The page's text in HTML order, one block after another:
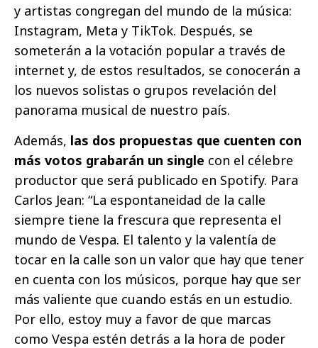
y artistas congregan del mundo de la música:
Instagram, Meta y TikTok. Después, se
someterán a la votación popular a través de
internet y, de estos resultados, se conocerán a
los nuevos solistas o grupos revelación del
panorama musical de nuestro país.
Además, las dos propuestas que cuenten con
más votos grabarán un single con el célebre
productor que será publicado en Spotify. Para
Carlos Jean: “La espontaneidad de la calle
siempre tiene la frescura que representa el
mundo de Vespa. El talento y la valentía de
tocar en la calle son un valor que hay que tener
en cuenta con los músicos, porque hay que ser
más valiente que cuando estás en un estudio.
Por ello, estoy muy a favor de que marcas
como Vespa estén detrás a la hora de poder